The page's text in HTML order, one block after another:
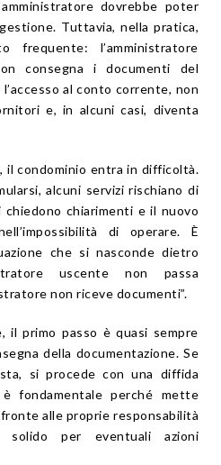
dovrebbe poter
Tuttavia, nella pratica,
frequente: l’amministratore
consegna i documenti del
al conto corrente, non
e, in alcuni casi, diventa
il condominio entra in difficoltà.
alcuni servizi rischiano di
chiedono chiarimenti e il nuovo
di operare. È
che si nasconde dietro
uscente non passa
non riceve documenti”.
il primo passo è quasi sempre
della documentazione. Se
si procede con una diffida
fondamentale perché mette
alle proprie responsabilità
per eventuali azioni